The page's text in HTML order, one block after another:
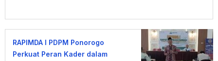
RAPIMDA I PDPM Ponorogo
Perkuat Peran Kader dalam